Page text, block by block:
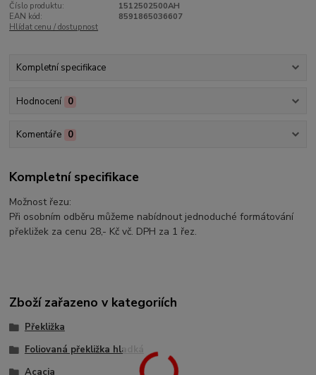
Číslo produktu:
1512502500AH
EAN kód:
8591865036607
Hlídat cenu / dostupnost
Kompletní specifikace
Hodnocení 0
Komentáře 0
Kompletní specifikace
Možnost řezu:
Při osobním odběru můžeme nabídnout jednoduché formátování
překližek za cenu 28,- Kč vč. DPH za 1 řez.
Zboží zařazeno v kategoriích
Překližka
Foliovaná překližka hladká
Acacia